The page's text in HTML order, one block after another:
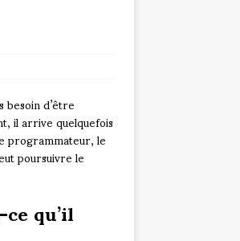
d’être
il arrive quelquefois
programmateur, le
poursuivre le
qu’il